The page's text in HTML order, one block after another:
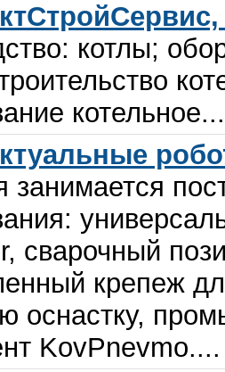
котлы;
котельное...
занимается
сварочный
крепеж
оснастку,
KovPnevmo....